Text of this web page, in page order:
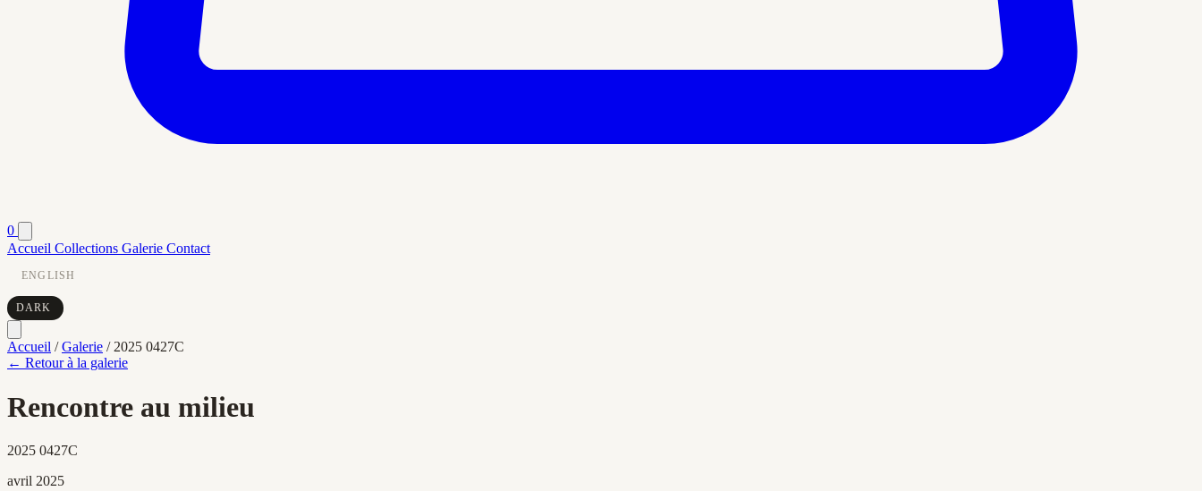
0
Accueil Collections Galerie Contact
ENGLISH
DARK
Accueil / Galerie / 2025 0427C
← Retour à la galerie
Rencontre au milieu
2025 0427C
avril 2025